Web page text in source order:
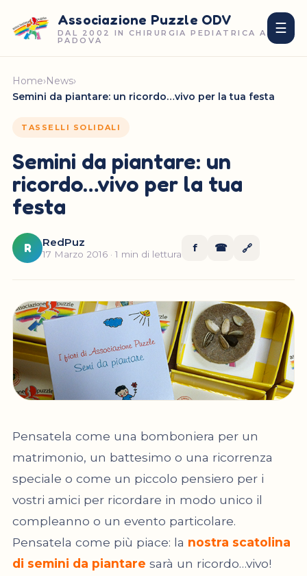
Associazione Puzzle ODV
DAL 2002 IN CHIRURGIA PEDIATRICA A
PADOVA
☰
Home›News›
Semini da piantare: un ricordo…vivo per la tua festa
TASSELLI SOLIDALI
Semini da piantare: un
ricordo…vivo per la tua
festa
R RedPuz
17 Marzo 2016 · 1 min di lettura f ☎ 🔗
Pensatela come una bomboniera per un
matrimonio, un battesimo o una ricorrenza
speciale o come un piccolo pensiero per i
vostri amici per ricordare in modo unico il
compleanno o un evento particolare.
Pensatela come più piace: la nostra scatolina
di semini da piantare sarà un ricordo…vivo!